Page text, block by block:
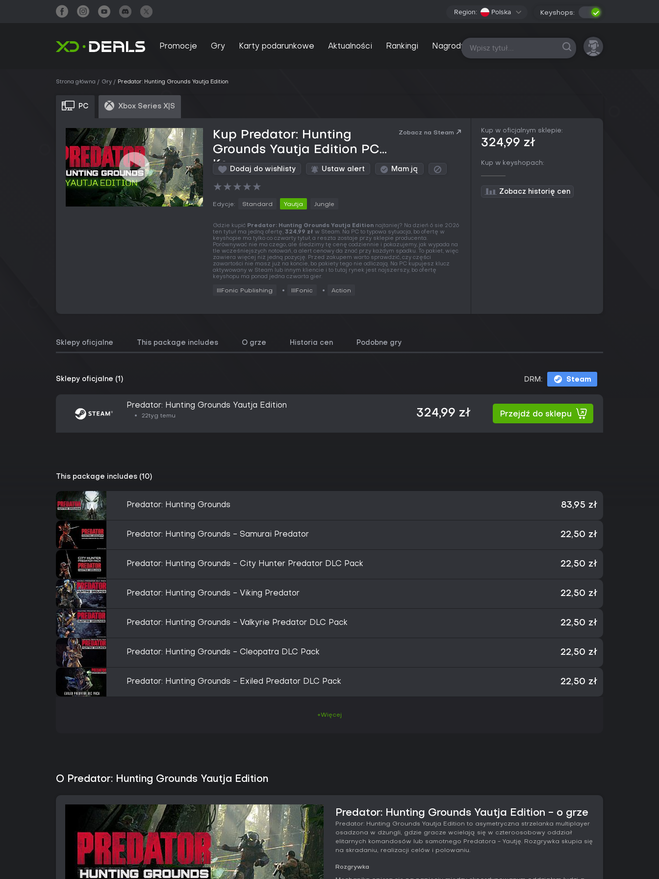
Region: Polska Keyshops:
Promocje Gry Karty podarunkowe Aktualności Rankingi Nagrody Wszystkie platformy
Strona główna Gry Predator: Hunting Grounds Yautja Edition
PC Xbox Series X|S
Kup Predator: Hunting
Grounds Yautja Edition PC
Key
Zobacz na Steam
Dodaj do wishlisty Ustaw alert Mam ją
★★★★★
Edycje: Standard Yautja Jungle
Gdzie kupić Predator: Hunting Grounds Yautja Edition najtaniej? Na dzień 6 sie 2026
ten tytuł ma jedną ofertę, 324,99 zł w Steam. Na PC to typowa sytuacja, bo ofertę w
keyshopie ma tylko co czwarty tytuł, a reszta zostaje przy sklepie producenta.
Porównywać nie ma czego, ale śledzimy tę cenę codziennie i pokazujemy, jak wypada na
tle wcześniejszych notowań, a alert cenowy da znać przy każdym spadku. To pakiet, więc
zawiera więcej niż jedną pozycję. Przed zakupem warto sprawdzić, czy części
zawartości nie masz już na koncie, bo pakiety tego nie odliczają. Na PC kupujesz klucz
aktywowany w Steam lub innym kliencie i to tutaj rynek jest najszerszy, bo ofertę
keyshopu ma ponad jedna czwarta gier.
IllFonic Publishing IllFonic Action
Kup w oficjalnym sklepie:
324,99 zł
Kup w keyshopach:
Zobacz historię cen
Sklepy oficjalne This package includes O grze Historia cen Podobne gry
Sklepy oficjalne (1) DRM: Steam
Predator: Hunting Grounds Yautja Edition
22tyg temu 324,99 zł Przejdź do sklepu
This package includes (10)
Predator: Hunting Grounds 83,95 zł
Predator: Hunting Grounds - Samurai Predator 22,50 zł
Predator: Hunting Grounds - City Hunter Predator DLC Pack 22,50 zł
Predator: Hunting Grounds - Viking Predator 22,50 zł
Predator: Hunting Grounds - Valkyrie Predator DLC Pack 22,50 zł
Predator: Hunting Grounds - Cleopatra DLC Pack 22,50 zł
Predator: Hunting Grounds - Exiled Predator DLC Pack 22,50 zł
+Więcej
O Predator: Hunting Grounds Yautja Edition
Predator: Hunting Grounds Yautja Edition - o grze
Predator: Hunting Grounds Yautja Edition to asymetryczna strzelanka multiplayer
osadzona w dżungli, gdzie gracze wcielają się w czteroosobowy oddział
elitarnych komandosów lub samotnego Predatora - Yautję. Rozgrywka skupia się
na skradaniu, realizacji celów i polowaniu.
Rozgrywka